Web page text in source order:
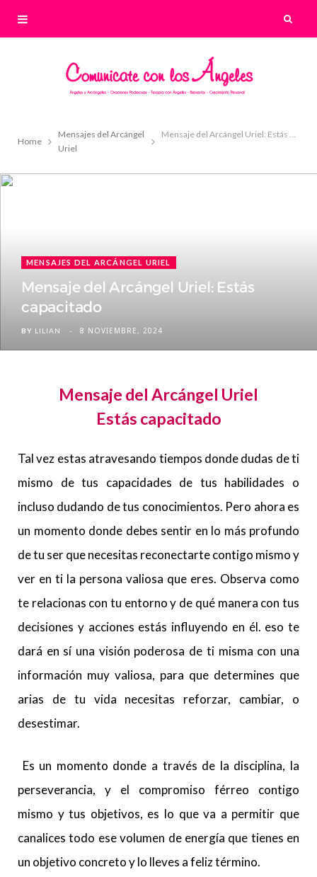
Home
Mensajes del Arcángel
Uriel
Mensaje del Arcángel Uriel: Estás capacitado
MENSAJES DEL ARCÁNGEL URIEL
Mensaje del Arcángel Uriel: Estás
capacitado
BY LILIAN 8 NOVIEMBRE, 2024
Mensaje del Arcángel Uriel
Estás capacitado
Tal vez estas atravesando tiempos donde dudas de ti
mismo de tus capacidades de tus habilidades o
incluso dudando de tus conocimientos. Pero ahora es
un momento donde debes sentir en lo más profundo
de tu ser que necesitas reconectarte contigo mismo y
ver en ti la persona valiosa que eres. Observa como
te relacionas con tu entorno y de qué manera con tus
decisiones y acciones estás influyendo en él. eso te
dará en sí una visión poderosa de ti misma con una
información muy valiosa, para que determines que
arias de tu vida necesitas reforzar, cambiar, o
desestimar.
Es un momento donde a través de la disciplina, la
perseverancia, y el compromiso férreo contigo
mismo y tus objetivos, es lo que va a permitir que
canalices todo ese volumen de energía que tienes en
un objetivo concreto y lo lleves a feliz término.